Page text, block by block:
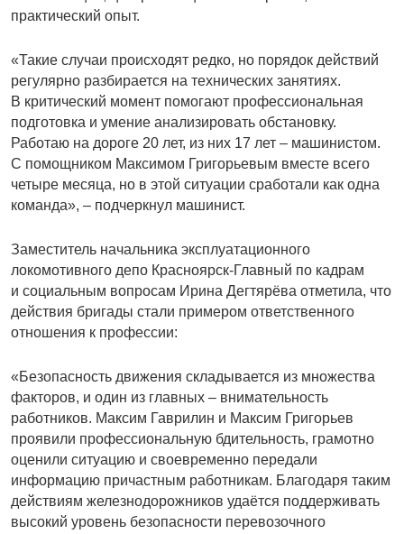
практический опыт.
«Такие случаи происходят редко, но порядок действий
регулярно разбирается на технических занятиях.
В критический момент помогают профессиональная
подготовка и умение анализировать обстановку.
Работаю на дороге 20 лет, из них 17 лет – машинистом.
С помощником Максимом Григорьевым вместе всего
четыре месяца, но в этой ситуации сработали как одна
команда», – подчеркнул машинист.
Заместитель начальника эксплуа­тационного
локомотивного депо Красноярск-Главный по кадрам
и социальным вопросам Ирина Дегтярёва отметила, что
действия брига­ды стали примером ответственного
отношения к профессии:
«Безопасность движения складывается из множества
факторов, и один из главных – внимательность
работников. Максим Гаврилин и Максим Григорьев
проявили профессиональную бдительность, грамотно
оценили ситуацию и свое­временно передали
информацию причастным работникам. Благодаря таким
действиям железнодорожников удаётся поддерживать
высокий уровень безопасности перевозоч­ного